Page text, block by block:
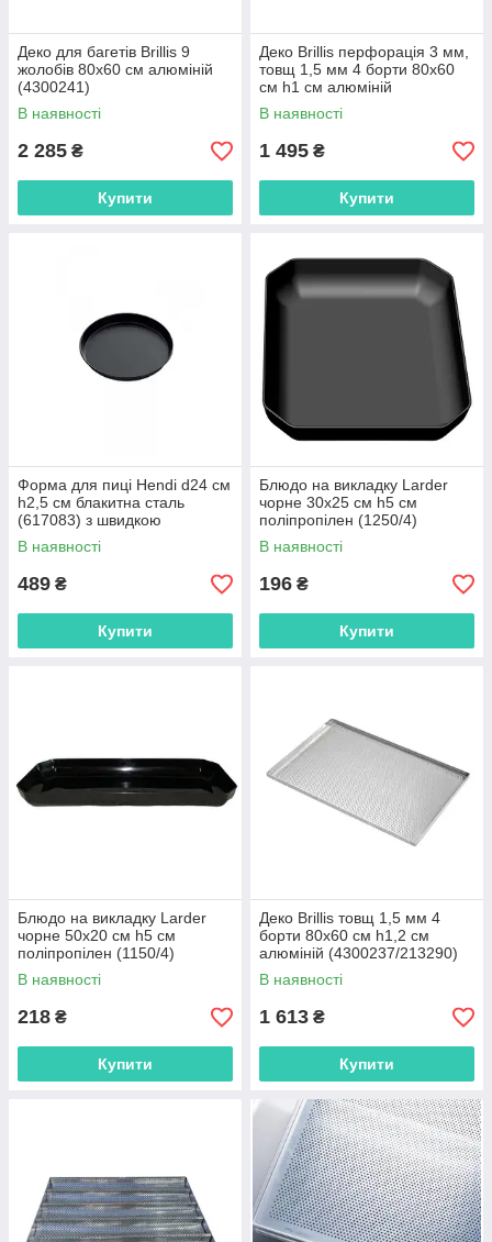
Деко для багетів Brillis 9
жолобів 80х60 см алюміній
(4300241)
В наявності
2 285 ₴
Купити
Деко Brillis перфорація 3 мм,
товщ 1,5 мм 4 борти 80х60
см h1 см алюміній
(4300236/203546)
В наявності
1 495 ₴
Купити
Форма для пиці Hendi d24 см
h2,5 см блакитна сталь
(617083) з швидкою
доставкою по Україні
В наявності
489 ₴
Купити
Блюдо на викладку Larder
чорне 30х25 см h5 см
поліпропілен (1250/4)
В наявності
196 ₴
Купити
Блюдо на викладку Larder
чорне 50х20 см h5 см
поліпропілен (1150/4)
В наявності
218 ₴
Купити
Деко Brillis товщ 1,5 мм 4
борти 80х60 см h1,2 см
алюміній (4300237/213290)
В наявності
1 613 ₴
Купити